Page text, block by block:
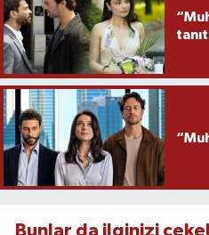
Bunlar da ilginizi